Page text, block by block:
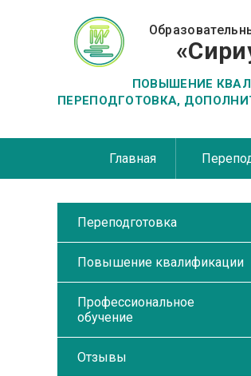
ПОВЫШЕНИЕ
ПЕРЕПОДГОТОВКА,
Главная
Переподготовка
Повышение квалификации
Профессиональное
обучение
Отзывы